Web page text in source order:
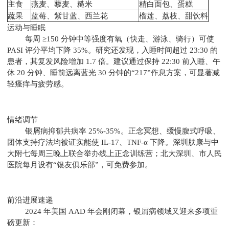
主食
燕麦、藜麦、糙米
精白面包、蛋糕
蔬果
蓝莓、紫甘蓝、西兰花
榴莲、荔枝、甜饮料
运动与睡眠
每周 ≥150 分钟中等强度有氧（快走、游泳、骑行）可使
PASI 评分平均下降 35%。研究还发现，入睡时间超过 23:30 的
患者，其复发风险增加 1.7 倍。建议通过保持 22:30 前入睡、午
休 20 分钟、睡前远离蓝光 30 分钟的“217”作息方案，可显著减
轻瘙痒与疲劳感。
情绪调节
银屑病抑郁共病率 25%-35%。正念冥想、缓慢腹式呼吸、
团体支持疗法均被证实能使 IL-17、TNF-α 下降。深圳肤康与中
大附七每周三晚上联合举办线上正念训练营；北大深圳、市人民
医院每月设有“银友俱乐部”，可免费参加。
前沿进展速递
2024 年美国 AAD 年会刚闭幕，银屑病领域又迎来多项重
磅更新：